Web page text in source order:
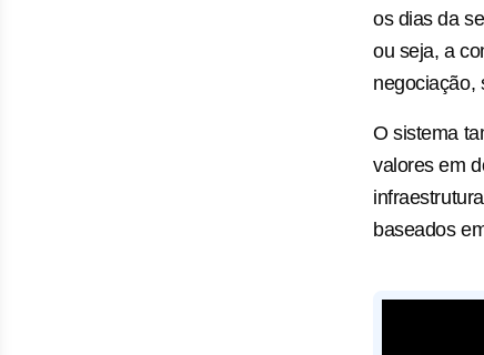
os dias da
ou seja, a
negociação,
O sistema
valores em
baseados